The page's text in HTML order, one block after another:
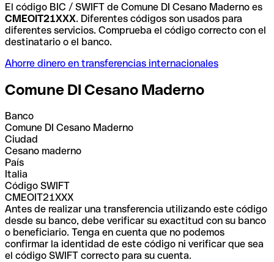
El código BIC / SWIFT de Comune DI Cesano Maderno es
CMEOIT21XXX. Diferentes códigos son usados para
diferentes servicios. Comprueba el código correcto con el
destinatario o el banco.
Ahorre dinero en transferencias internacionales
Comune DI Cesano Maderno
Banco
Comune DI Cesano Maderno
Ciudad
Cesano maderno
País
Italia
Código SWIFT
CMEOIT21XXX
Antes de realizar una transferencia utilizando este código
desde su banco, debe verificar su exactitud con su banco
o beneficiario. Tenga en cuenta que no podemos
confirmar la identidad de este código ni verificar que sea
el código SWIFT correcto para su cuenta.